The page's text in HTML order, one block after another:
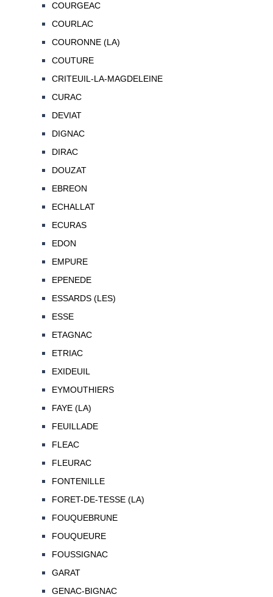
COURGEAC
COURLAC
COURONNE (LA)
COUTURE
CRITEUIL-LA-MAGDELEINE
CURAC
DEVIAT
DIGNAC
DIRAC
DOUZAT
EBREON
ECHALLAT
ECURAS
EDON
EMPURE
EPENEDE
ESSARDS (LES)
ESSE
ETAGNAC
ETRIAC
EXIDEUIL
EYMOUTHIERS
FAYE (LA)
FEUILLADE
FLEAC
FLEURAC
FONTENILLE
FORET-DE-TESSE (LA)
FOUQUEBRUNE
FOUQUEURE
FOUSSIGNAC
GARAT
GENAC-BIGNAC